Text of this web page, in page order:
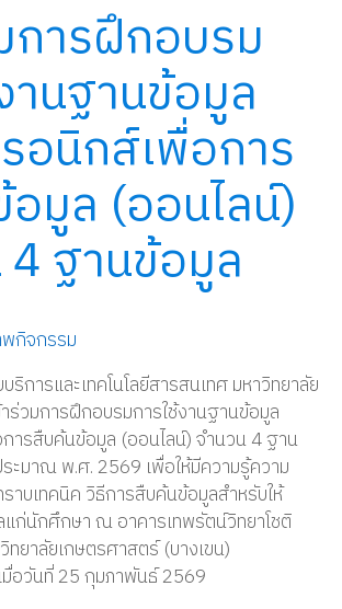
การฝึกอบรม
านฐานข้อมูล
อนิกส์เพื่อการ
มูล (ออนไลน์)
ฐานข้อมูล
กิจกรรม
การและเทคโนโลยีสารสนเทศ มหาวิทยาลัย
ร่วมการฝึกอบรมการใช้งานฐานข้อมูล
ารสืบค้นข้อมูล (ออนไลน์) จำนวน 4 ฐาน
ะมาณ พ.ศ. 2569 เพื่อให้มีความรู้ความ
าบเทคนิค วิธีการสืบค้นข้อมูลสำหรับให้
ก่นักศึกษา ณ อาคารเทพรัตน์วิทยาโชติ
ยาลัยเกษตรศาสตร์ (บางเขน)
มื่อวันที่ 25 กุมภาพันธ์ 2569